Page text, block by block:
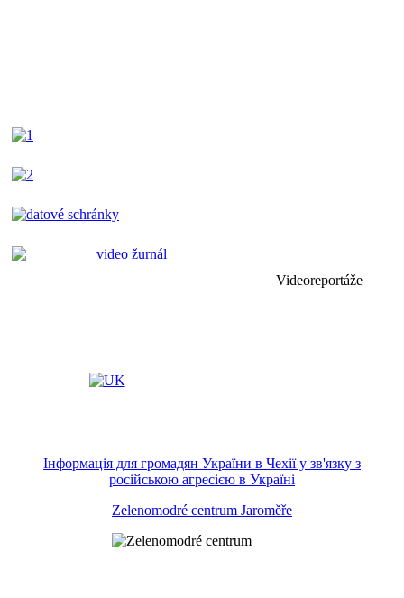
Videoreportáže
Інформація для громадян України в Чехії у зв'язку з
російською агресією в Україні
Zelenomodré centrum Jaroměře